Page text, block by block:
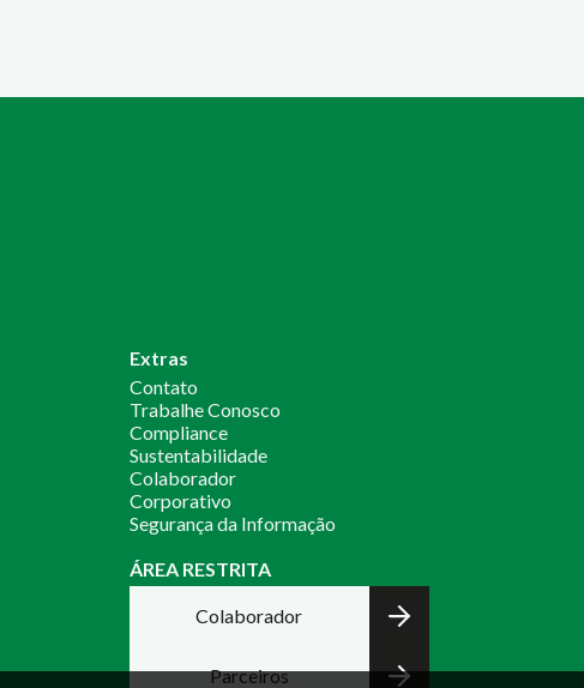
Extras
Contato
Trabalhe Conosco
Compliance
Sustentabilidade
Colaborador
Corporativo
Segurança da Informação
ÁREA RESTRITA
Colaborador
Parceiros